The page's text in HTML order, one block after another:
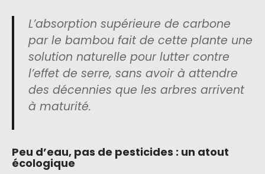
L’absorption supérieure de carbone
par le bambou fait de cette plante une
solution naturelle pour lutter contre
l’effet de serre, sans avoir à attendre
des décennies que les arbres arrivent
à maturité.
Peu d’eau, pas de pesticides : un atout
écologique